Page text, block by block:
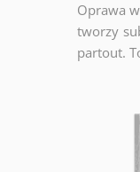
Oprawa
tworzy
partout.